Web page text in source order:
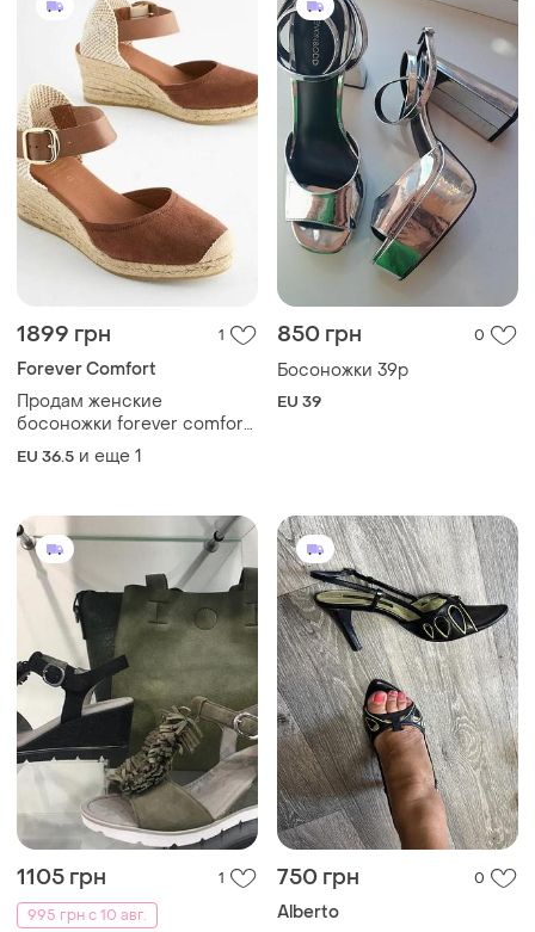
1899 грн 1
Forever Comfort
Продам женские
босоножки forever comfort
spain р.37
EU 36.5 и еще 1
850 грн 0
Босоножки 39р
EU 39
1105 грн
1
995 грн с 10 авг.
750 грн 0
Alberto